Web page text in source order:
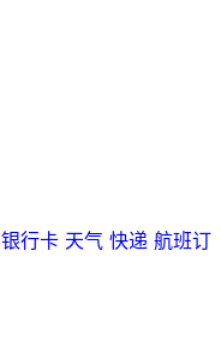
银行卡 天气 快递 航班订